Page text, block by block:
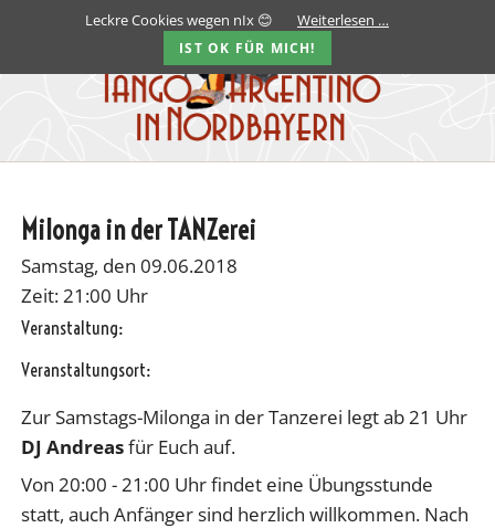
Milonga in der TANZerei
Samstag, den 09.06.2018
Zeit: 21:00 Uhr
Veranstaltung:
Veranstaltungsort:
Zur Samstags-Milonga in der Tanzerei legt ab 21 Uhr
DJ Andreasfür Euch auf.
Von 20:00 - 21:00 Uhr findet eine Übungsstunde
statt, auch Anfänger sind herzlich willkommen. Nach
Leckre Cookies wegen nIx 😊 Weiterlesen …
IST OK FÜR MICH!